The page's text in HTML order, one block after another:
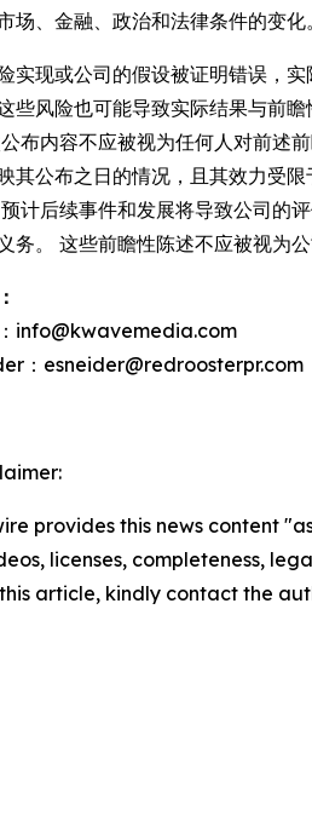
场、金融、政治和法律条件的变化。
实现或公司的假设被证明错误，
些风险也可能导致实际结果与前
布内容不应被视为任何人对前述
其公布之日的情况，且其效力受
计后续事件和发展将导致公司的
务。 这些前瞻性陈述不应被视为
info@kwavemedia.com
：esneider@redroosterpr.com
provides this news content
licenses, completeness,
article, kindly contact the